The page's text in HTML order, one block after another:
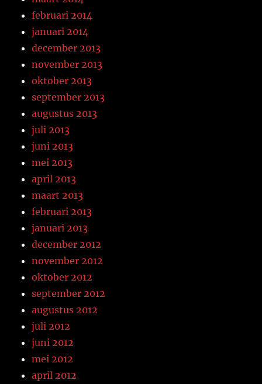
februari 2014
januari 2014
december 2013
november 2013
oktober 2013
september 2013
augustus 2013
juli 2013
juni 2013
mei 2013
april 2013
maart 2013
februari 2013
januari 2013
december 2012
november 2012
oktober 2012
september 2012
augustus 2012
juli 2012
juni 2012
mei 2012
april 2012